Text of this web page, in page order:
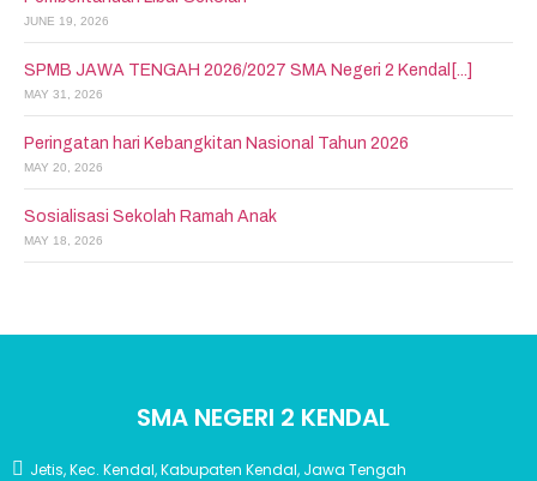
JUNE 19, 2026
SPMB JAWA TENGAH 2026/2027 SMA Negeri 2 Kendal[...]
MAY 31, 2026
Peringatan hari Kebangkitan Nasional Tahun 2026
MAY 20, 2026
Sosialisasi Sekolah Ramah Anak
MAY 18, 2026
SMA NEGERI 2 KENDAL
Jetis, Kec. Kendal, Kabupaten Kendal, Jawa Tengah